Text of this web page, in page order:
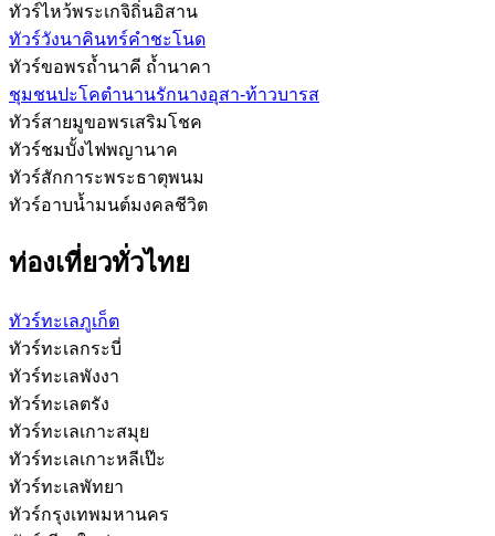
ทัวร์ไหว้พระเกจิถิ่นอิสาน
ทัวร์วังนาคินทร์คำชะโนด
ทัวร์ขอพรถ้ำนาคี ถ้ำนาคา
ชุมชนปะโคตำนานรักนางอุสา-ท้าวบารส
ทัวร์สายมูขอพรเสริมโชค
ทัวร์ชมบั้งไฟพญานาค
ทัวร์สักการะพระธาตุพนม
ทัวร์อาบน้ำมนต์มงคลชีวิต
ท่องเที่ยวทั่วไทย
ทัวร์ทะเลภูเก็ต
ทัวร์ทะเลกระบี่
ทัวร์ทะเลพังงา
ทัวร์ทะเลตรัง
ทัวร์ทะเลเกาะสมุย
ทัวร์ทะเลเกาะหลีเป๊ะ
ทัวร์ทะเลพัทยา
ทัวร์กรุงเทพมหานคร